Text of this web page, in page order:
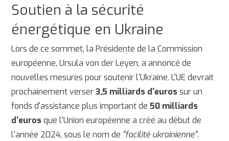
Soutien à la sécurité
énergétique en Ukraine
Lors de ce sommet, la Présidente de la Commission
européenne, Ursula von der Leyen, a annoncé de
nouvelles mesures pour soutenir l'Ukraine. L'UE devrait
prochainement verser3,5 milliards d'euros sur un
fonds d'assistance plus important de50 milliards
d'euros que l'Union européenne a créé au début de
l'année 2024, sous le nom de "facilité ukrainienne".